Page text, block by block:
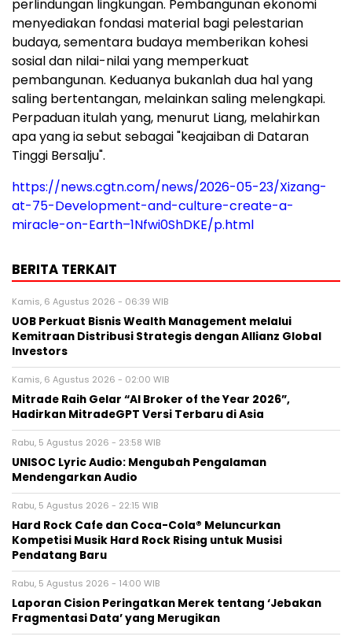
perlindungan lingkungan. Pembangunan ekonomi
menyediakan fondasi material bagi pelestarian
budaya, sementara budaya memberikan kohesi
sosial dan nilai-nilai yang memperkuat
pembangunan. Keduanya bukanlah dua hal yang
saling bertentangan, melainkan saling melengkapi.
Perpaduan itulah yang, menurut Liang, melahirkan
apa yang ia sebut sebagai "keajaiban di Dataran
Tinggi Bersalju".
https://news.cgtn.com/news/2026-05-23/Xizang-
at-75-Development-and-culture-create-a-
miracle-on-Earth–1Nfwi0ShDKE/p.html
BERITA TERKAIT
Kamis, 6 Agustus 2026 - 06:39 WIB
UOB Perkuat Bisnis Wealth Management melalui
Kemitraan Distribusi Strategis dengan Allianz Global
Investors
Kamis, 6 Agustus 2026 - 02:00 WIB
Mitrade Raih Gelar “AI Broker of the Year 2026”,
Hadirkan MitradeGPT Versi Terbaru di Asia
Rabu, 5 Agustus 2026 - 23:58 WIB
UNISOC Lyric Audio: Mengubah Pengalaman
Mendengarkan Audio
Rabu, 5 Agustus 2026 - 22:15 WIB
Hard Rock Cafe dan Coca-Cola® Meluncurkan
Kompetisi Musik Hard Rock Rising untuk Musisi
Pendatang Baru
Rabu, 5 Agustus 2026 - 14:00 WIB
Laporan Cision Peringatkan Merek tentang ‘Jebakan
Fragmentasi Data’ yang Merugikan